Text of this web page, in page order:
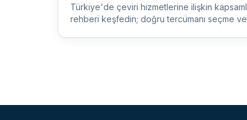
Türkiye'de çeviri hizmetlerine ilişkin
rehberi keşfedin; doğru tercümanı seçme ve